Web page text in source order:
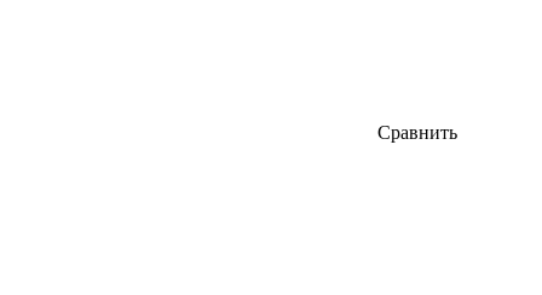
Сравнить